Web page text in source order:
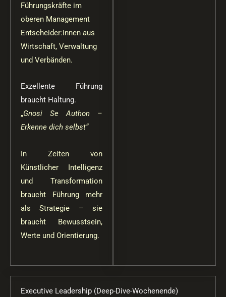
Führungskräfte im
oberen Management
Entscheider:innen aus
Wirtschaft, Verwaltung
und Verbänden.
Exzellente Führung
braucht Haltung.
„Gnosi Se Authon –
Erkenne dich selbst“
In Zeiten von
Künstlicher Intelligenz
und Transformation
braucht Führung mehr
als Strategie – sie
braucht Bewusstsein,
Werte und Orientierung.
Executive Leadership (Deep-Dive-Wochenende)